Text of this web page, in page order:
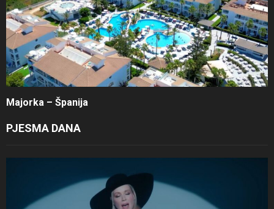
Majorka – Španija
PJESMA DANA